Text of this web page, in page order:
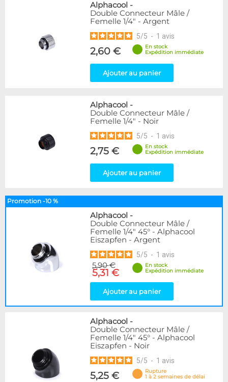
Alphacool -
Double Connecteur Mâle /
Femelle 1/4" - Argent
5/5 - 1 avis
2,60 €
En stock
Expédition immédiate
Ajouter au panier
Alphacool -
Double Connecteur Mâle /
Femelle 1/4" - Noir
5/5 - 1 avis
2,75 €
En stock
Expédition immédiate
Ajouter au panier
Promotion -10 %
Alphacool -
Double Connecteur Mâle /
Femelle 1/4" 45° - Alphacool
Eiszapfen - Argent
5/5 - 1 avis
5,90 €
5,31 €
En stock
Expédition immédiate
Ajouter au panier
Alphacool -
Double Connecteur Mâle /
Femelle 1/4" 45° - Alphacool
Eiszapfen - Noir
5/5 - 1 avis
5,25 €
Rupture
1 à 2 semaines de délai